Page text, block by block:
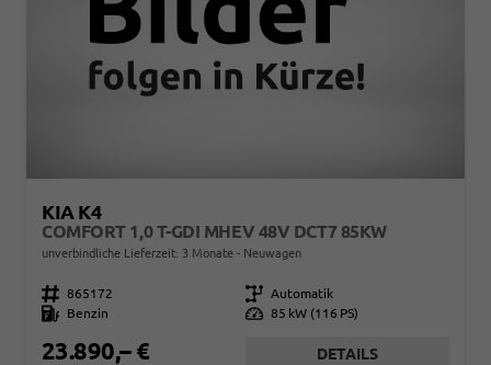
KIA K4
COMFORT 1,0 T-GDI MHEV 48V DCT7 85KW
unverbindliche Lieferzeit: 3 Monate Neuwagen
Fahrzeugnr. 865172 Getriebe Automatik
Kraftstoff
Benzin Leistung 85 kW (116 PS)
23.890,– € DETAILS